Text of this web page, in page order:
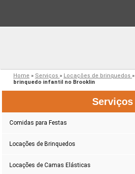
Home » Serviços » Locações de brinquedos »
brinquedo infantil no Brooklin
Serviços
Comidas para Festas
Locações de Brinquedos
Locações de Camas Elásticas